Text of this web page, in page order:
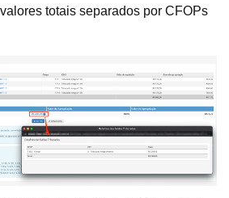
totais separados por CFOPs